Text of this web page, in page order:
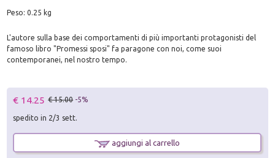
Peso: 0.25 kg
L'autore sulla base dei comportamenti di più importanti protagonisti del
famoso libro "Promessi sposi" fa paragone con noi, come suoi
contemporanei, nel nostro tempo.
€ 14.25 € 15.00 -5%
spedito in 2/3 sett.
aggiungi al carrello